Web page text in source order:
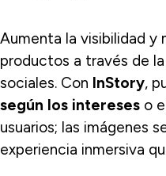
Aumenta la visibilidad y
productos a través de
sociales. Con InStory,
según los intereses o
usuarios; las imágenes
experiencia inmersiva